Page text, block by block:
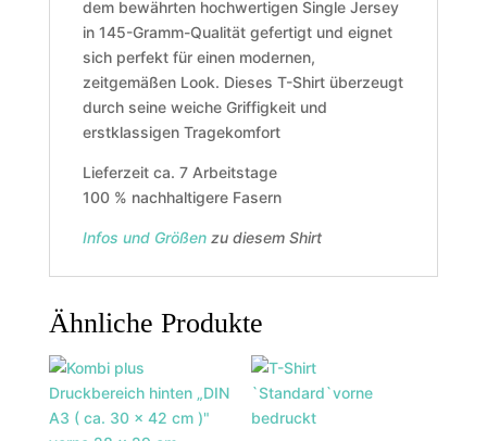
dem bewährten hochwertigen Single Jersey
in 145-Gramm-Qualität gefertigt und eignet
sich perfekt für einen modernen,
zeitgemäßen Look. Dieses T-Shirt überzeugt
durch seine weiche Griffigkeit und
erstklassigen Tragekomfort
Lieferzeit ca. 7 Arbeitstage
100 % nachhaltigere Fasern
Infos und Größenzu diesem Shirt
Ähnliche Produkte